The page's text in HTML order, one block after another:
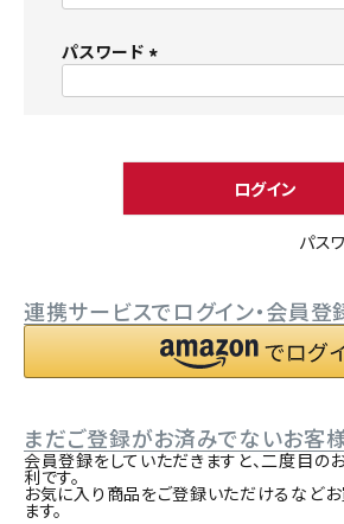
SNS
ようこそ ゲスト 様
person 新
パスワード
)
ログイン
パス
連携サービスでログイン・会員登
まだご登録がお済みでないお客
会員登録をしていただきますと、二度目の
利です。
お気に入り商品をご登録いただけるなど
ます。